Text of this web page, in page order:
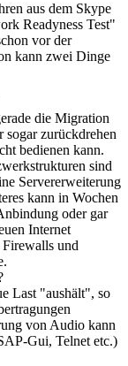
aus dem Skype
Readyness Test"
vor der
kann zwei Dinge
die Migration
sogar zurückdrehen
bedienen kann.
sind
Servererweiterung
kann in Wochen
oder gar
Internet
Firewalls und
Last "aushält", so
von Audio kann
Gui, Telnet etc.)